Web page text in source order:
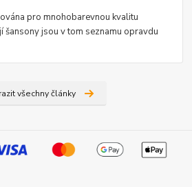
pro mnohobarevnou kvalitu
šansony jsou v tom seznamu opravdu
všechny články